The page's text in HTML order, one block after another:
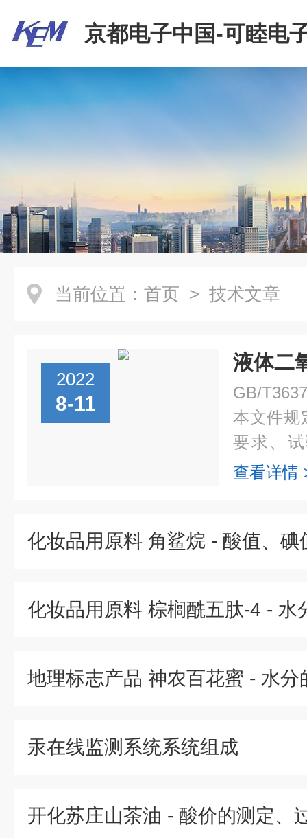
京都电子中国-可睦电
商贸有限公司
当前位置： 首页 > 技术文章
2022
8-11
GB/
本文件规
要求、
志、包装
查看详情
地理标志产品 神农百花蜜 - 水分
汞在线监测系统系统组成